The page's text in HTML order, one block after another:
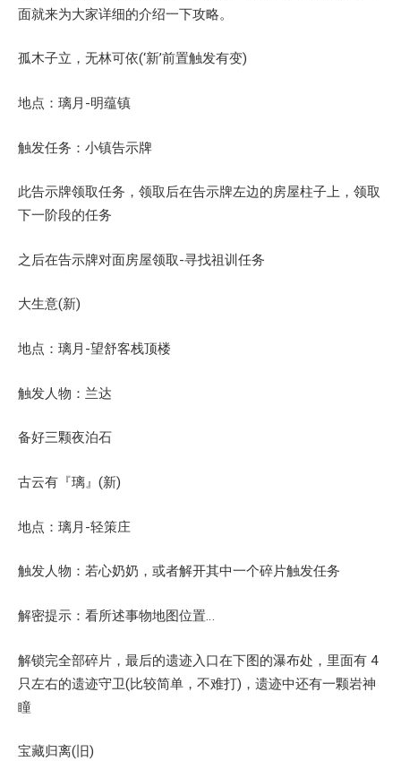
面就来为大家详细的介绍一下攻略。
孤木子立，无林可依(‘新’前置触发有变)
地点：璃月-明蕴镇
触发任务：小镇告示牌
此告示牌领取任务，领取后在告示牌左边的房屋柱子上，领取
下一阶段的任务
之后在告示牌对面房屋领取-寻找祖训任务
大生意(新)
地点：璃月-望舒客栈顶楼
触发人物：兰达
备好三颗夜泊石
古云有『璃』(新)
地点：璃月-轻策庄
触发人物：若心奶奶，或者解开其中一个碎片触发任务
解密提示：看所述事物地图位置…
解锁完全部碎片，最后的遗迹入口在下图的瀑布处，里面有 4
只左右的遗迹守卫(比较简单，不难打)，遗迹中还有一颗岩神
瞳
宝藏归离(旧)